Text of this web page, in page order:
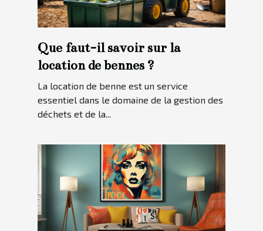
Que faut-il savoir sur la
location de bennes ?
La location de benne est un service
essentiel dans le domaine de la gestion des
déchets et de la...